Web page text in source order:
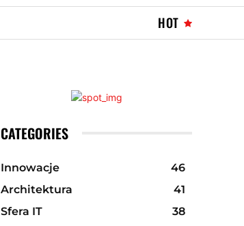
HOT
CATEGORIES
Innowacje
46
Architektura
41
Sfera IT
38